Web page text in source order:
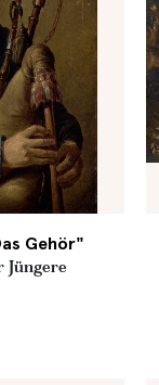
Gehör"
Jüngere